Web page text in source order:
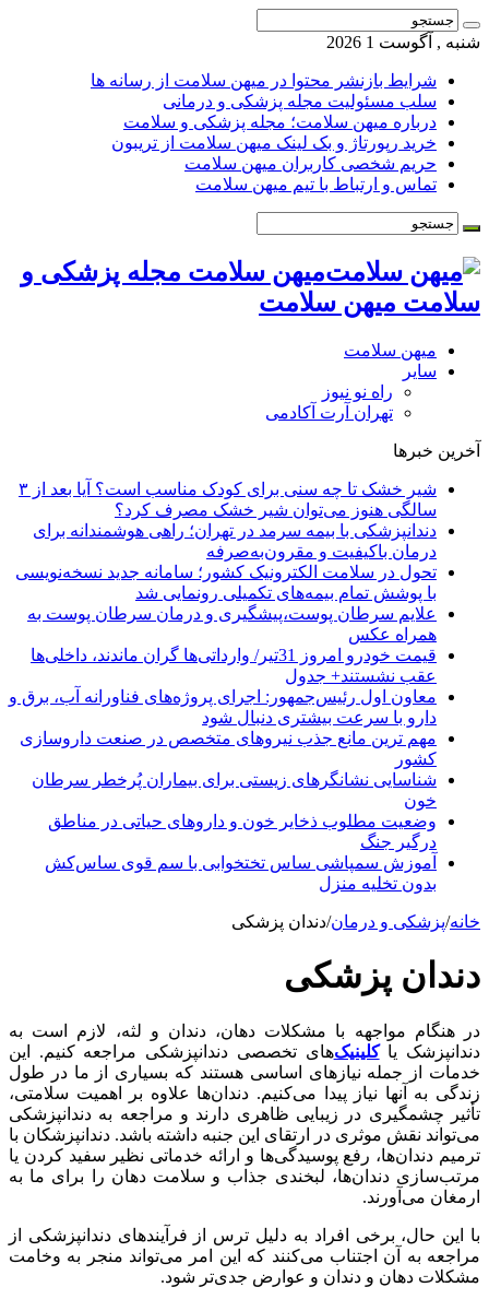
شنبه , آگوست 1 2026
شرایط بازنشر محتوا در میهن سلامت از رسانه ها
سلب مسئولیت مجله پزشکی و درمانی
درباره میهن سلامت؛ مجله پزشکی و سلامت
خرید رپورتاژ و بک لینک میهن سلامت از تریبون
حریم شخصی کاربران میهن سلامت
تماس و ارتباط با تیم میهن سلامت
میهن سلامت مجله پزشکی و
سلامت میهن سلامت
میهن سلامت
سایر
راه نو نیوز
تهران آرت آکادمی
آخرین خبرها
شیر خشک تا چه سنی برای کودک مناسب است؟ آیا بعد از ۳
سالگی هنوز می‌توان شیر خشک مصرف کرد؟
دندانپزشکی با بیمه سرمد در تهران؛ راهی هوشمندانه برای
درمان باکیفیت و مقرون‌به‌صرفه
تحول در سلامت الکترونیک کشور؛ سامانه جدید نسخه‌نویسی
با پوشش تمام بیمه‌های تکمیلی رونمایی شد
علایم سرطان پوست،پیشگیری و درمان سرطان پوست به
همراه عکس
قیمت خودرو امروز 31تیر/ وارداتی‌ها گران ماندند، داخلی‌ها
عقب نشستند+ جدول
معاون اول رئیس‌جمهور: اجرای پروژه‌های فناورانه آب، برق و
دارو با سرعت بیشتری دنبال شود
مهم ترین مانع جذب نیروهای متخصص در صنعت داروسازی
کشور
شناسایی نشانگرهای زیستی برای بیماران پُرخطر سرطان
خون
وضعیت مطلوب ذخایر خون و داروهای حیاتی در مناطق
درگیر جنگ
آموزش سمپاشی ساس تختخوابی با سم قوی ساس‌کش
بدون تخلیه منزل
خانه/پزشکی و درمان/دندان پزشکی
دندان پزشکی
در هنگام مواجهه با مشکلات دهان، دندان و لثه، لازم است به
دندانپزشک یاکلینیک‌های تخصصی دندانپزشکی مراجعه کنیم. این
خدمات از جمله نیازهای اساسی هستند که بسیاری از ما در طول
زندگی به آنها نیاز پیدا می‌کنیم. دندان‌ها علاوه بر اهمیت سلامتی،
تأثیر چشمگیری در زیبایی ظاهری دارند و مراجعه به دندانپزشکی
می‌تواند نقش موثری در ارتقای این جنبه داشته باشد. دندانپزشکان با
ترمیم دندان‌ها، رفع پوسیدگی‌ها و ارائه خدماتی نظیر سفید کردن یا
مرتب‌سازی دندان‌ها، لبخندی جذاب و سلامت دهان را برای ما به
ارمغان می‌آورند.
با این حال، برخی افراد به دلیل ترس از فرآیندهای دندانپزشکی از
مراجعه به آن اجتناب می‌کنند که این امر می‌تواند منجر به وخامت
مشکلات دهان و دندان و عوارض جدی‌تر شود.